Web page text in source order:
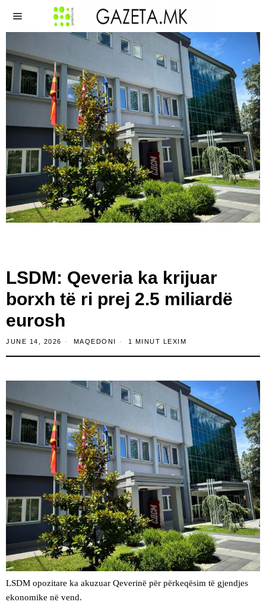
LSDM: Qeveria ka krijuar
borxh të ri prej 2.5 miliardë
eurosh
JUNE 14, 2026 MAQEDONI 1 MINUT LEXIM
LSDM opozitare ka akuzuar Qeverinë për përkeqësim të gjendjes
ekonomike në vend.